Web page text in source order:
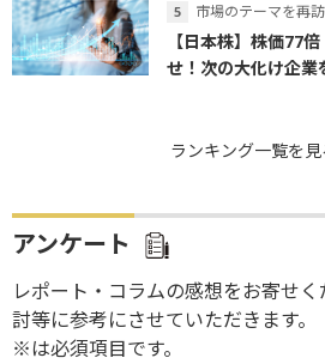
市場のテーマを再訪す
【日本株】株価77
せ！次の大化け企業
ランキング一覧を見
アンケート
レポート・コラムの感想をお寄せ
討等に参考にさせていただきます。
※は必須項目です。